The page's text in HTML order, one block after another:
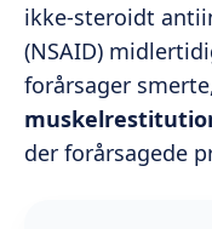
ikke-steroidt
(NSAID)
forårsager
der forårsagede